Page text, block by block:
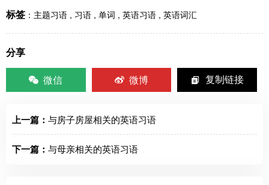
标签 ： 主题习语 , 习语 , 单词 , 英语习语 , 英语词汇
分享
微信
微博 复制链接
上一篇： 与房子房屋相关的英语习语
下一篇： 与母亲相关的英语习语